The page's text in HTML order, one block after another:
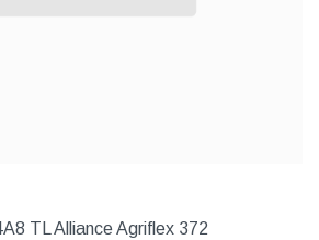
TL Alliance Agriflex 372